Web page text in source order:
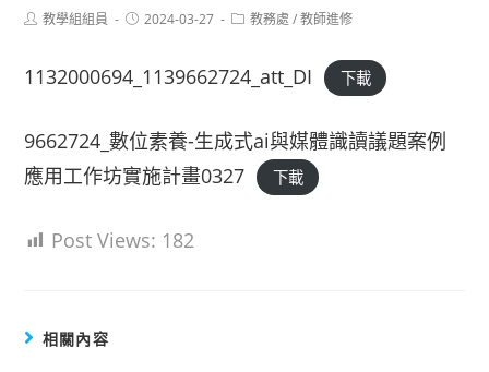
Post教學組組員
Post2024-03-27
Post教務處 / 教師進修
1132000694_1139662724_att_DI 下載
9662724_數位素養-生成式ai與媒體識讀議題案例
應用工作坊實施計畫0327
下載
Post Views: 182
相關內容